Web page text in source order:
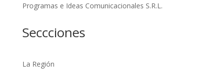
Programas e Ideas Comunicacionales S.R.L.
Seccciones
La Región